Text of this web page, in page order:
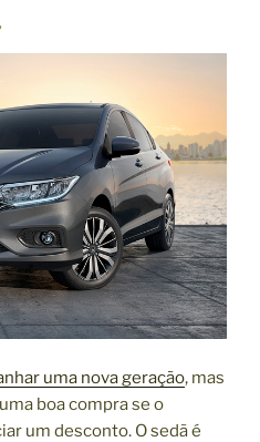
uma nova geração, mas
boa compra se o
um desconto. O sedã é